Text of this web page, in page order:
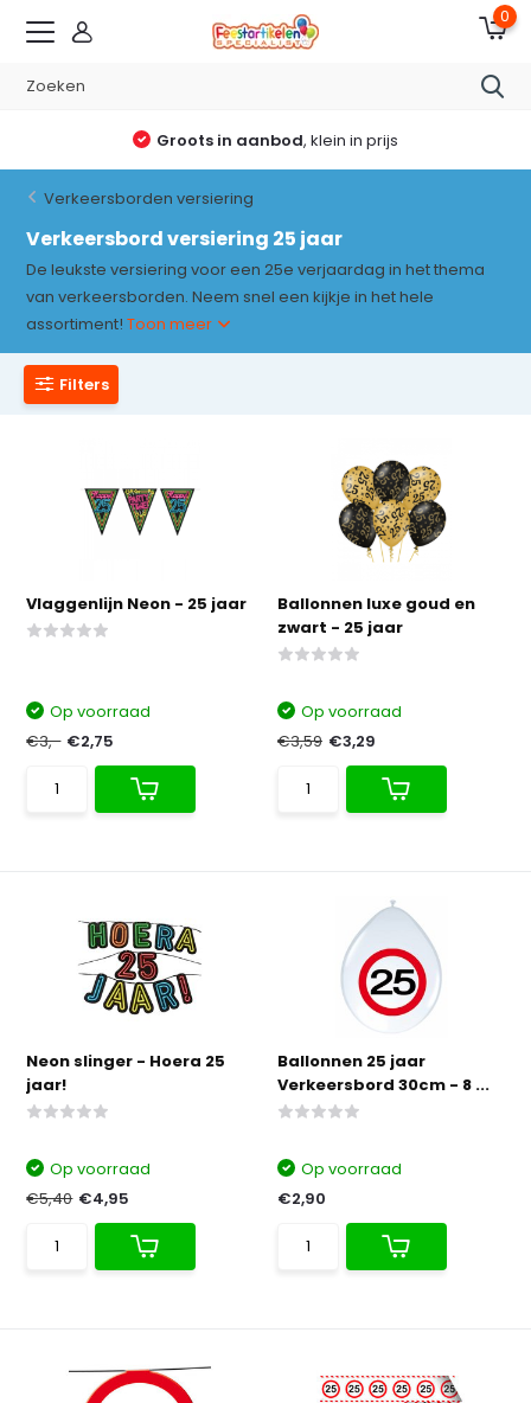
0
Groots in aanbod, klein in prijs
Verkeersborden versiering
Verkeersbord versiering 25 jaar
De leukste versiering voor een 25e verjaardag in het thema
van verkeersborden. Neem snel een kijkje in het hele
assortiment!Toon meer
Filters
Vlaggenlijn Neon - 25 jaar
Op voorraad
€3,- €2,75
Ballonnen luxe goud en
zwart - 25 jaar
Op voorraad
€3,59 €3,29
Neon slinger - Hoera 25
jaar!
Op voorraad
€5,40 €4,95
Ballonnen 25 jaar
Verkeersbord 30cm - 8 ...
Op voorraad
€2,90